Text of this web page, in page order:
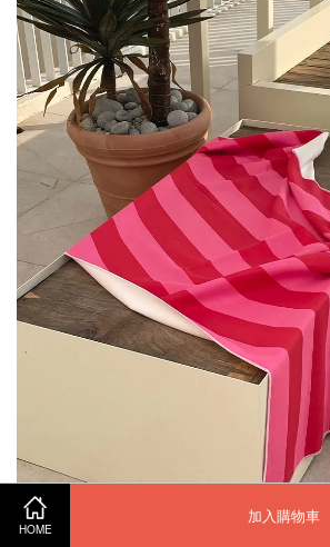
HOME
加入購物車